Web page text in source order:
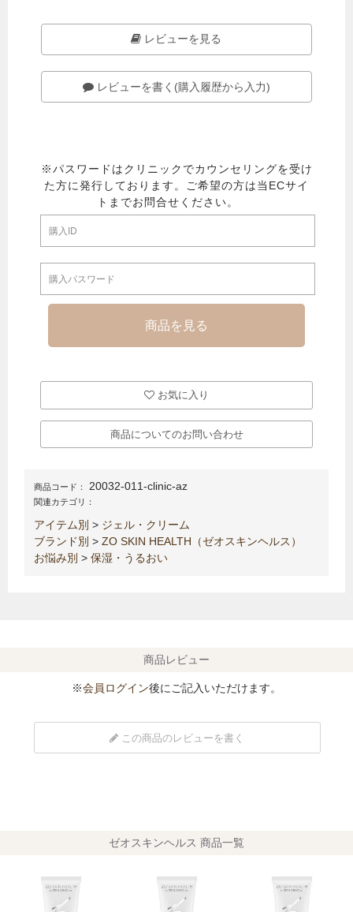
レビューを見る
レビューを書く(購入履歴から入力)
お気に入り
商品についてのお問い合わせ
商品コード： 20032-011-clinic-az
関連カテゴリ：
アイテム別 > ジェル・クリーム
ブランド別 > ZO SKIN HEALTH（ゼオスキンヘルス）
お悩み別 > 保湿・うるおい
商品レビュー
※会員ログイン後にご記入いただけます。
この商品のレビューを書く
ゼオスキンヘルス 商品一覧